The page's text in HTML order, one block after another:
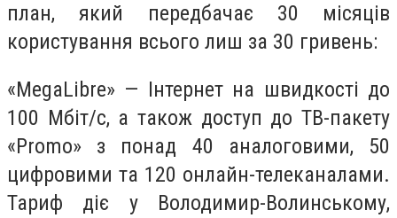
план, який передбачає 30 місяців
користування всього лиш за 30 гривень:
«MegaLibre» — Інтернет на швидкості до
100 Мбіт/с, а також доступ до ТВ-пакету
«Promo» з понад 40 аналоговими, 50
цифровими та 120 онлайн-телеканалами.
Тариф діє у Володимир-Волинському,